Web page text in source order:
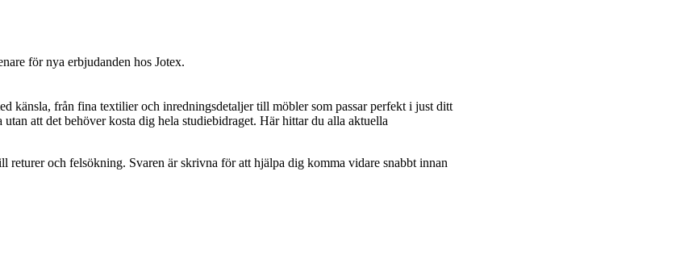
för nya erbjudanden hos Jotex.
känsla, från fina textilier och inredningsdetaljer till möbler som passar perfekt i just ditt
att det behöver kosta dig hela studiebidraget. Här hittar du alla aktuella
och felsökning. Svaren är skrivna för att hjälpa dig komma vidare snabbt innan